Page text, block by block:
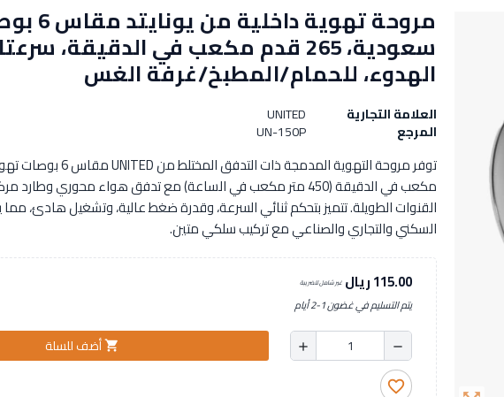
مروحة
سعودية، 265 قدم مكعب في الدقيقة،
الهدوء، للحمام/المطبخ/غرفة الغس
العلامة التجارية UNITED
المرجع UN-150P
مكعب في الدقيقة (450 متر مكعب في الساعة) مع تدفق هواء محوري
القنوات الطويلة. تتميز بتحكم ثنائي السرعة، وقدرة ضغط عالية، وتشغيل هادئ،
السكني والتجاري والصناعي مع تركيب سلكي متين.
115.00 ريال غير شامل للضريبة
يتم التسليم في غضون 1-2 أيام
remove
add
shopping_cartأضف للسلة
favorite_border